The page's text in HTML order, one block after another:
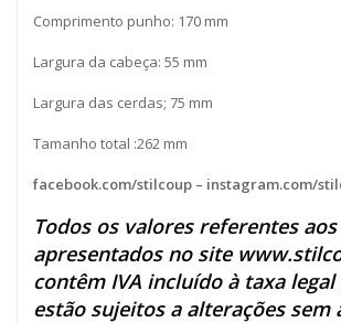
Comprimento punho: 170 mm
Largura da cabeça: 55 mm
Largura das cerdas; 75 mm
Tamanho total :262 mm
facebook.com/stilcoup – instagram.com/
Todos os valores referentes
apresentados no site
contêm IVA incluído à taxa
estão sujeitos a alterações sem